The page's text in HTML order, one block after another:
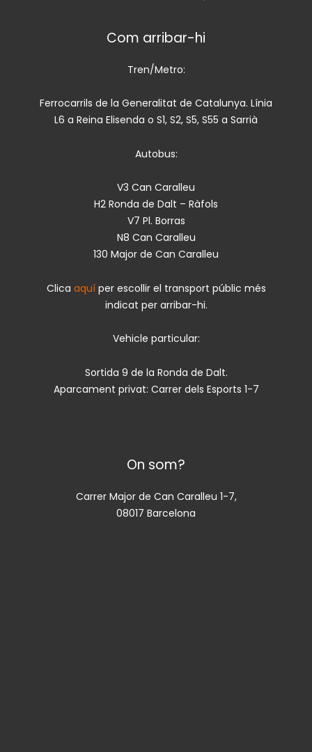
Com arribar-hi
Tren/Metro:
Ferrocarrils de la Generalitat de Catalunya. Línia
L6 a Reina Elisenda o S1, S2, S5, S55 a Sarrià
Autobus:
V3 Can Caralleu
H2 Ronda de Dalt – Ràfols
V7 Pl. Borras
N8 Can Caralleu
130 Major de Can Caralleu
Clica aquí per escollir el transport públic més
indicat per arribar-hi.
Vehicle particular:
Sortida 9 de la Ronda de Dalt.
Aparcament privat: Carrer dels Esports 1-7
On som?
Carrer Major de Can Caralleu 1-7,
08017 Barcelona